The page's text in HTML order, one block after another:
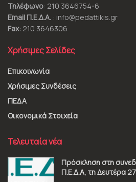
Τηλέφωνο: 210 3646754-6
Email Π.Ε.Δ.Α. : info@pedattikis.gr
Fax: 210 3646306
Χρήσιμες Σελίδες
Επικοινωνία
Χρήσιμες Συνδέσεις
ΠΕΔΑ
Οικονομικά Στοιχεία
Τελευταία νέα
Πρόσκληση στη
Π.Ε.Δ.Α, τη Δευτέρα